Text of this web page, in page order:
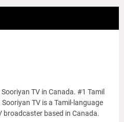
TV in Canada. #1 Tamil
Sooriyan TV is a Tamil-language
broadcaster based in Canada.